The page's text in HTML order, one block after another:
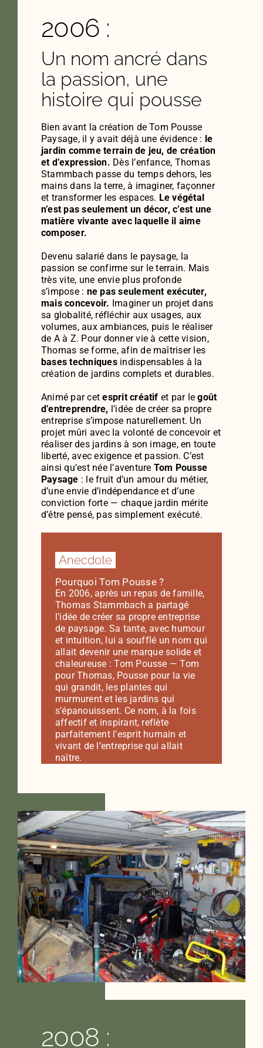
2006 :
Un nom ancré dans
la passion, une
histoire qui pousse
Bien avant la création de Tom Pousse
Paysage, il y avait déjà une évidence : le
jardin comme terrain de jeu, de création
et d’expression. Dès l’enfance, Thomas
Stammbach passe du temps dehors, les
mains dans la terre, à imaginer, façonner
et transformer les espaces. Le végétal
n’est pas seulement un décor, c’est une
matière vivante avec laquelle il aime
composer.
Devenu salarié dans le paysage, la
passion se confirme sur le terrain. Mais
très vite, une envie plus profonde
s’impose : ne pas seulement exécuter,
mais concevoir. Imaginer un projet dans
sa globalité, réfléchir aux usages, aux
volumes, aux ambiances, puis le réaliser
de A à Z. Pour donner vie à cette vision,
Thomas se forme, afin de maîtriser les
bases techniquesindispensables à la
création de jardins complets et durables.
Animé par cetesprit créatif et par le goût
d’entreprendre, l’idée de créer sa propre
entreprise s’impose naturellement. Un
projet mûri avec la volonté de concevoir et
réaliser des jardins à son image, en toute
liberté, avec exigence et passion. C’est
ainsi qu’est née l’aventure Tom Pousse
Paysage : le fruit d’un amour du métier,
d’une envie d’indépendance et d’une
conviction forte — chaque jardin mérite
d’être pensé, pas simplement exécuté.
Anecdote
Pourquoi Tom Pousse ?
En 2006, après un repas de famille,
Thomas Stammbach a partagé
l’idée de créer sa propre entreprise
de paysage. Sa tante, avec humour
et intuition, lui a soufflé un nom qui
allait devenir une marque solide et
chaleureuse : Tom Pousse — Tom
pour Thomas, Pousse pour la vie
qui grandit, les plantes qui
murmurent et les jardins qui
s’épanouissent. Ce nom, à la fois
affectif et inspirant, reflète
parfaitement l’esprit humain et
vivant de l’entreprise qui allait
naître.
2008 :